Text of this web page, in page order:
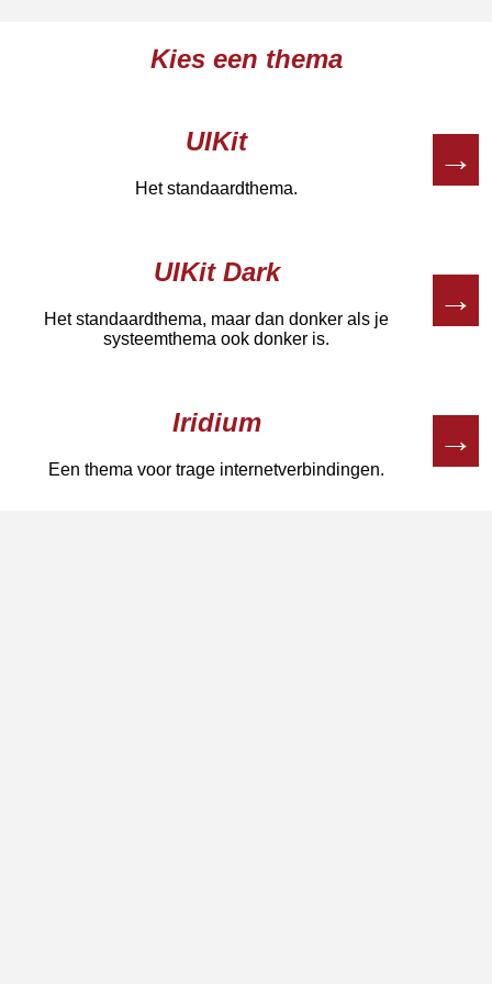
Kies een thema
UIKit
Het standaardthema.
→
UIKit Dark
Het standaardthema, maar dan donker als je
systeemthema ook donker is.
→
Iridium
Een thema voor trage internetverbindingen.
→